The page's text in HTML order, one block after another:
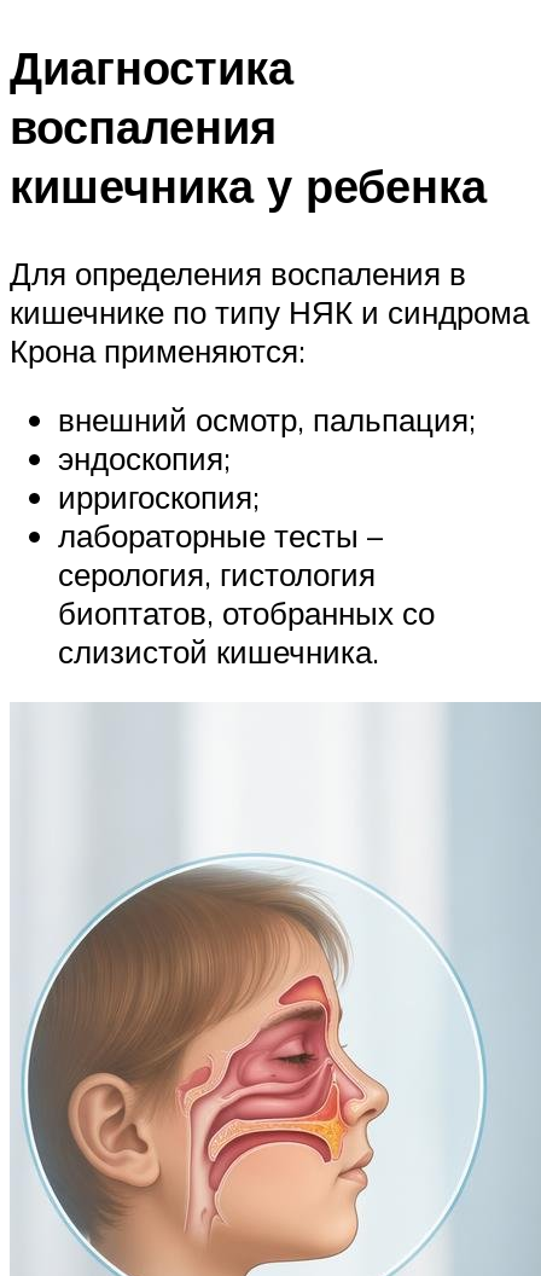
Диагностика
воспаления
кишечника у ребенка
Для определения воспаления в
кишечнике по типу НЯК и синдрома
Крона применяются:
внешний осмотр, пальпация;
эндоскопия;
ирригоскопия;
лабораторные тесты –
серология, гистология
биоптатов, отобранных со
слизистой кишечника.